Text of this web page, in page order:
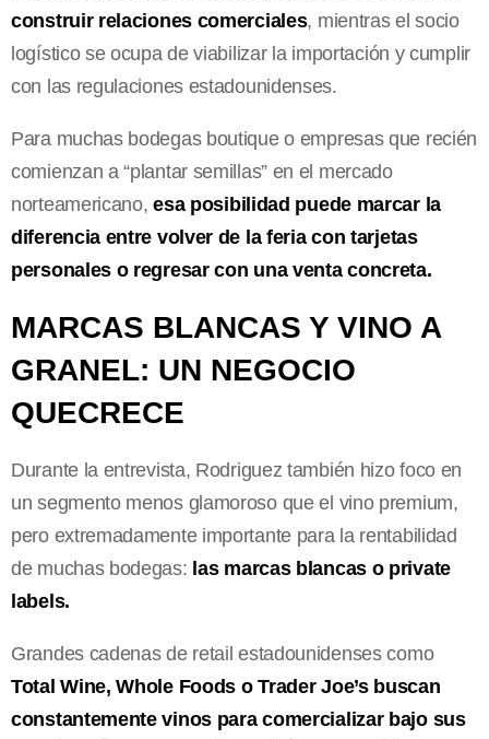
construir relaciones comerciales, mientras el socio
logístico se ocupa de viabilizar la importación y cumplir
con las regulaciones estadounidenses.
Para muchas bodegas boutique o empresas que recién
comienzan a “plantar semillas” en el mercado
norteamericano,esa posibilidad puede marcar la
diferencia entre volver de la feria con tarjetas
personales o regresar con una venta concreta.
MARCAS BLANCAS Y VINO A
GRANEL: UN NEGOCIO
QUECRECE
Durante la entrevista, Rodriguez también hizo foco en
un segmento menos glamoroso que el vino premium,
pero extremadamente importante para la rentabilidad
de muchas bodegas: las marcas blancas o private
labels.
Grandes cadenas de retail estadounidenses como
Total Wine, Whole Foods o Trader Joe’s buscan
constantemente vinos para comercializar bajo sus